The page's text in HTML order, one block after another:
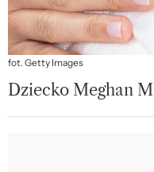
fot. Getty Images
Dziecko Meghan